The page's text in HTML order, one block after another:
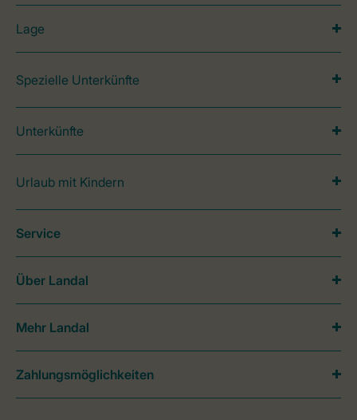
Lage
Spezielle Unterkünfte
Unterkünfte
Urlaub mit Kindern
Service
Über Landal
Mehr Landal
Zahlungsmöglichkeiten